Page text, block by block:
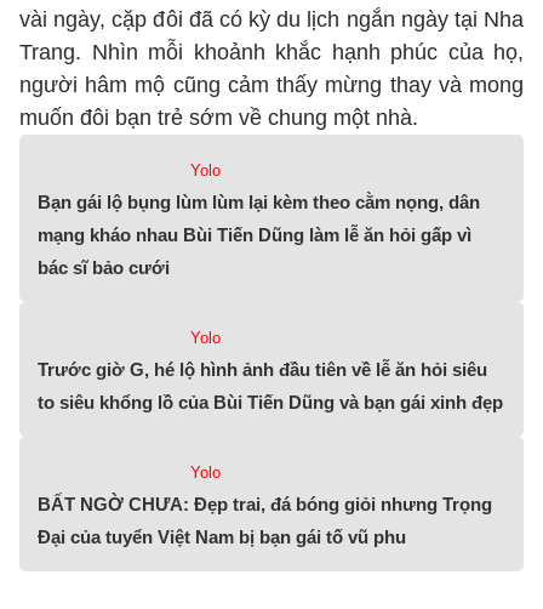
vài ngày, cặp đôi đã có kỳ du lịch ngắn ngày tại Nha
Trang. Nhìn mỗi khoảnh khắc hạnh phúc của họ,
người hâm mộ cũng cảm thấy mừng thay và mong
muốn đôi bạn trẻ sớm về chung một nhà.
Yolo
Bạn gái lộ bụng lùm lùm lại kèm theo cằm nọng, dân
mạng kháo nhau Bùi Tiến Dũng làm lễ ăn hỏi gấp vì
bác sĩ bảo cưới
Yolo
Trước giờ G, hé lộ hình ảnh đầu tiên về lễ ăn hỏi siêu
to siêu khổng lồ của Bùi Tiến Dũng và bạn gái xinh đẹp
Yolo
BẤT NGỜ CHƯA: Đẹp trai, đá bóng giỏi nhưng Trọng
Đại của tuyển Việt Nam bị bạn gái tố vũ phu